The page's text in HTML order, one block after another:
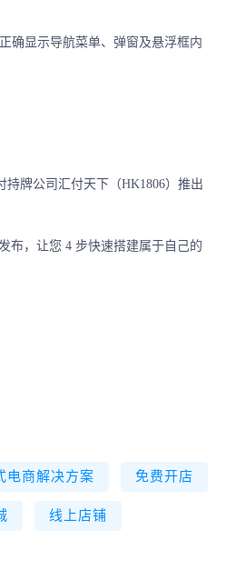
确显示导航菜单、弹窗及悬浮框内
持牌公司汇付天下（HK1806）推出
布，让您 4 步快速搭建属于自己的
电商解决方案 免费开店
线上店铺